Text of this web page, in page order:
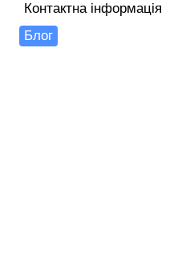
Контактна інформація
Блог